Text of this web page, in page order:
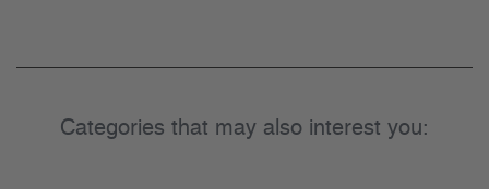
Categories that may also interest you: